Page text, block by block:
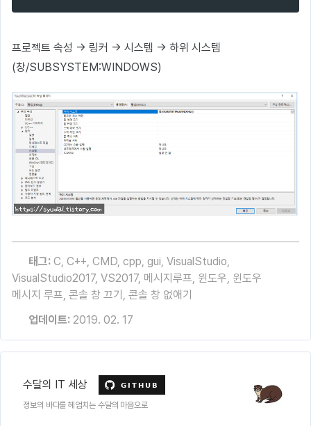
프로젝트 속성 → 링커 → 시스템 → 하위 시스템
(창/SUBSYSTEM:WINDOWS)
태그: C C++ CMD cpp gui VisualStudio
VisualStudio2017, VS2017, 메시지루프 윈도우 윈도우
메시지 루프 콘솔 창 끄기
콘솔 창 없애기
업데이트: 2019. 02. 17
수달의 IT 세상
정보의 바다를 헤엄치는 수달의 마음으로